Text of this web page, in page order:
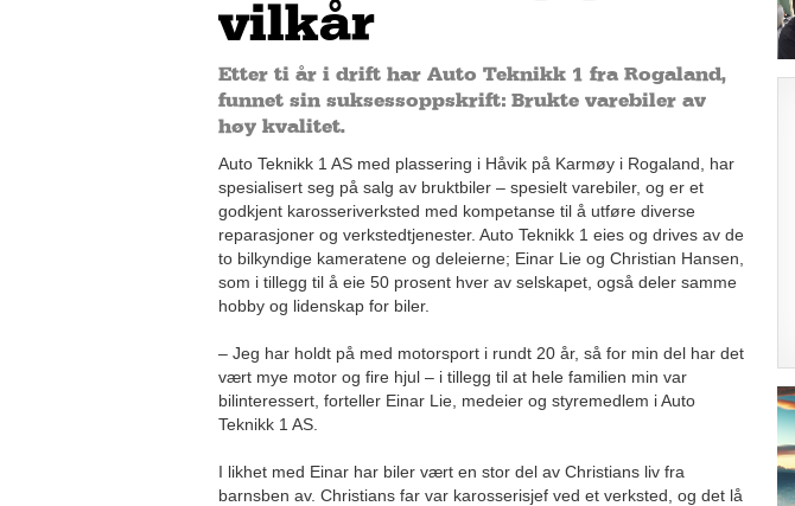
vilkår
Etter ti år i drift har Auto Teknikk 1 fra Rogaland,
funnet sin suksessoppskrift: Brukte varebiler av
høy kvalitet.
Auto Teknikk 1 AS med plassering i Håvik på Karmøy i Rogaland, har
spesialisert seg på salg av bruktbiler – spesielt varebiler, og er et
godkjent karosseriverksted med kompetanse til å utføre diverse
reparasjoner og verkstedtjenester. Auto Teknikk 1 eies og drives av de
to bilkyndige kameratene og deleierne; Einar Lie og Christian Hansen,
som i tillegg til å eie 50 prosent hver av selskapet, også deler samme
hobby og lidenskap for biler.
– Jeg har holdt på med motorsport i rundt 20 år, så for min del har det
vært mye motor og fire hjul – i tillegg til at hele familien min var
bilinteressert, forteller Einar Lie, medeier og styremedlem i Auto
Teknikk 1 AS.
I likhet med Einar har biler vært en stor del av Christians liv fra
barnsben av. Christians far var karosserisjef ved et verksted, og det lå